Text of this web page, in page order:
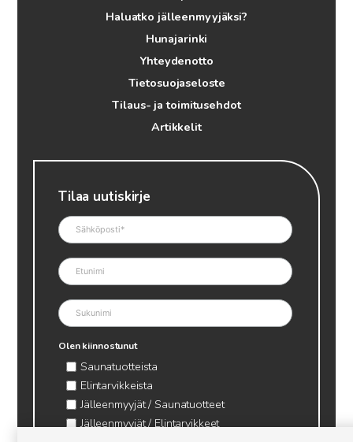
Haluatko jälleenmyyjäksi?
Hunajarinki
Yhteydenotto
Tietosuojaseloste
Tilaus- ja toimitusehdot
Artikkelit
Tilaa uutiskirje
Olen kiinnostunut
Saunatuotteista
Elintarvikkeista
Jälleenmyyjät / Saunatuotteet
Jälleenmyyjät / Elintarvikkeet